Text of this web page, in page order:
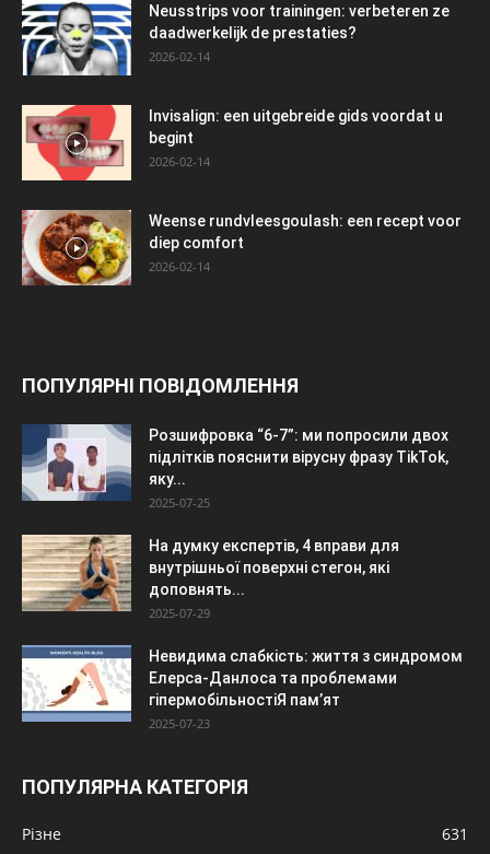
Neusstrips voor trainingen: verbeteren ze
daadwerkelijk de prestaties?
2026-02-14
Invisalign: een uitgebreide gids voordat u
begint
2026-02-14
Weense rundvleesgoulash: een recept voor
diep comfort
2026-02-14
ПОПУЛЯРНІ ПОВІДОМЛЕННЯ
Розшифровка “6-7”: ми попросили двох
підлітків пояснити вірусну фразу TikTok,
яку...
2025-07-25
На думку експертів, 4 вправи для
внутрішньої поверхні стегон, які
доповнять...
2025-07-29
Невидима слабкість: життя з синдромом
Елерса-Данлоса та проблемами
гіпермобільностіЯ пам’ят
2025-07-23
ПОПУЛЯРНА КАТЕГОРІЯ
Різне
631